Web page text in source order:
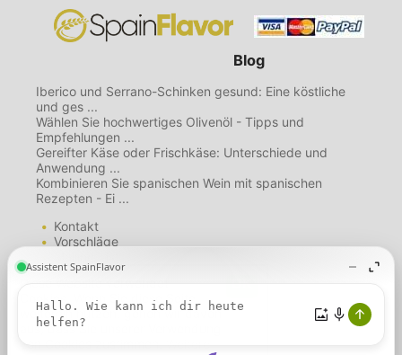
Blog
Iberico und Serrano-Schinken gesund: Eine köstliche
und ges ...
Wählen Sie hochwertiges Olivenöl - Tipps und
Empfehlungen ...
Gereifter Käse oder Frischkäse: Unterschiede und
Anwendung ...
Kombinieren Sie spanischen Wein mit spanischen
Rezepten - Ei ...
Kontakt
Vorschläge
Über uns
Datenschutzbestimmungen
Cookie-Richtlinie
Cookies. Wenn Sie diese Seite
weiterhin nutzen, gehen wir davon
aus, dass Sie unserer Verwendung